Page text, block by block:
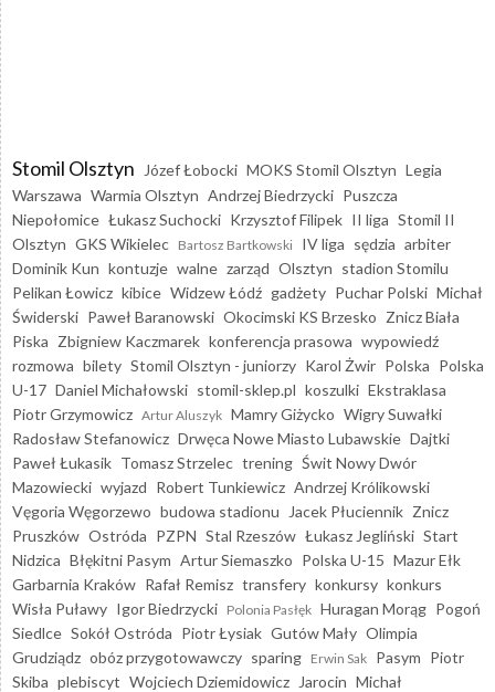
Stomil Olsztyn Józef Łobocki MOKS Stomil Olsztyn Legia
Warszawa Warmia Olsztyn Andrzej Biedrzycki Puszcza
Niepołomice Łukasz Suchocki Krzysztof Filipek II liga Stomil II
Olsztyn GKS Wikielec Bartosz Bartkowski IV liga sędzia arbiter
Dominik Kun kontuzje walne zarząd Olsztyn stadion Stomilu
Pelikan Łowicz kibice Widzew Łódź gadżety Puchar Polski Michał
Świderski Paweł Baranowski Okocimski KS Brzesko Znicz Biała
Piska Zbigniew Kaczmarek konferencja prasowa wypowiedź
rozmowa bilety Stomil Olsztyn - juniorzy Karol Żwir Polska Polska
U-17 Daniel Michałowski stomil-sklep.pl koszulki Ekstraklasa
Piotr Grzymowicz Artur Aluszyk Mamry Giżycko Wigry Suwałki
Radosław Stefanowicz Drwęca Nowe Miasto Lubawskie Dajtki
Paweł Łukasik Tomasz Strzelec trening Świt Nowy Dwór
Mazowiecki wyjazd Robert Tunkiewicz Andrzej Królikowski
Vęgoria Węgorzewo budowa stadionu Jacek Płuciennik Znicz
Pruszków Ostróda PZPN Stal Rzeszów Łukasz Jegliński Start
Nidzica Błękitni Pasym Artur Siemaszko Polska U-15 Mazur Ełk
Garbarnia Kraków Rafał Remisz transfery konkursy konkurs
Wisła Puławy Igor Biedrzycki Polonia Pasłęk Huragan Morąg Pogoń
Siedlce Sokół Ostróda Piotr Łysiak Gutów Mały Olimpia
Grudziądz obóz przygotowawczy sparing Erwin Sak Pasym Piotr
Skiba plebiscyt Wojciech Dziemidowicz Jarocin Michał